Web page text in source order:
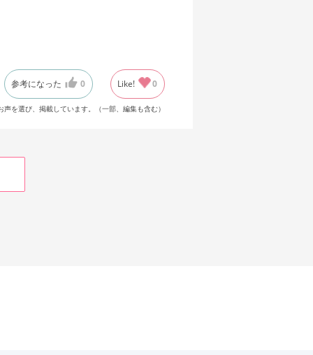
参考になった 0 Like! 0
を選び、掲載しています。（一部、編集も含む）